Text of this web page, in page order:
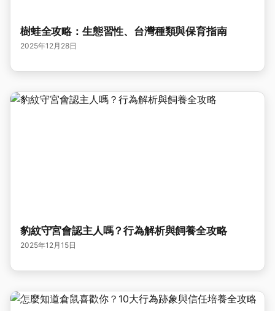
樹蛙全攻略：生態習性、台灣種類與保育指南
2025年12月28日
豹紋守宮會認主人嗎？行為解析與飼養全攻略
2025年12月15日